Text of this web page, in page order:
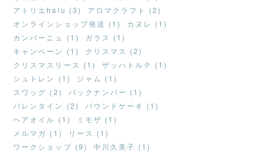
アトリエhalu (3)
アロマクラフト (2)
オンラインショップ発送 (1)
カヌレ (1)
カンパーニュ (1)
ガラス (1)
キャンペーン (1)
クリスマス (2)
クリスマスリース (1)
ザッハトルテ (1)
シュトレン (1)
ジャム (1)
スワッグ (2)
バックナンバー (1)
バレンタイン (2)
パウンドケーキ (1)
ヘアオイル (1)
ミモザ (1)
メルマガ (1)
リース (1)
ワークショップ (9)
中川久美子 (1)